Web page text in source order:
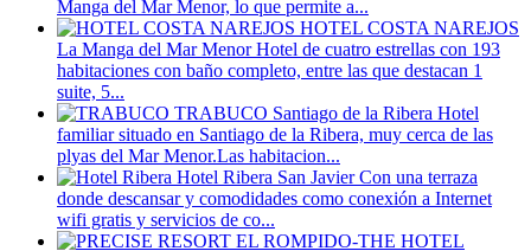
Manga del Mar Menor, lo que permite a...
HOTEL COSTA NAREJOS
La Manga del Mar Menor Hotel de cuatro estrellas con 193
habitaciones con baño completo, entre las que destacan 1
suite, 5...
TRABUCO Santiago de la Ribera Hotel
familiar situado en Santiago de la Ribera, muy cerca de las
plyas del Mar Menor.Las habitacion...
Hotel Ribera San Javier Con una terraza
donde descansar y comodidades como conexión a Internet
wifi gratis y servicios de co...